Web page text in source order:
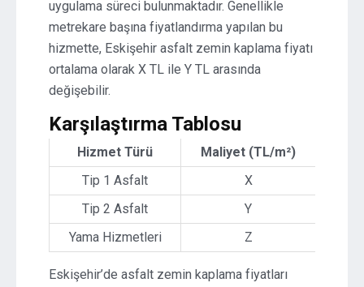
uygulama süreci bulunmaktadır. Genellikle
metrekare başına fiyatlandırma yapılan bu
hizmette, Eskişehir asfalt zemin kaplama fiyatı
ortalama olarak X TL ile Y TL arasında
değişebilir.
Karşılaştırma Tablosu
Hizmet Türü
Maliyet (TL/m²)
Tip 1 Asfalt
X
Tip 2 Asfalt
Y
Yama Hizmetleri
Z
Eskişehir’de asfalt zemin kaplama fiyatları